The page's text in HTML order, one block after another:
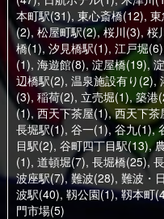
本町駅(31), 東心斎橋(12),
(2), 松屋町駅(2),桜川(3), 桜
橋(1), 汐見橋駅(1), 江戸堀(6)
(1), 海遊館(8),淀屋橋(19),
辺橋駅(2), 温泉施設有り(2),
(3), 稲荷(2), 立売堀(1), 築港
(1), 西天下茶屋(1),西天下茶
長堀駅(1), 谷一(1), 谷九(1),
目駅(2), 谷町四丁目駅(13),
(1), 道頓堀(7), 長堀橋(25),
波座駅(7), 難波(28), 難波・
波駅(40), 靱公園(1),靱本町
門市場(5)